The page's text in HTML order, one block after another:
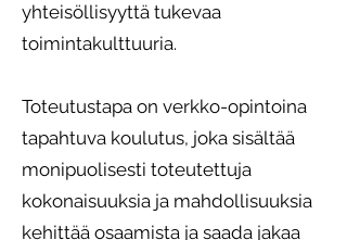
yhteisöllisyyttä tukevaa
toimintakulttuuria.
Toteutustapa on verkko-opintoina
tapahtuva koulutus, joka sisältää
monipuolisesti toteutettuja
kokonaisuuksia ja mahdollisuuksia
kehittää osaamista ja saada jakaa